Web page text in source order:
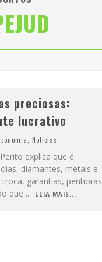
DA AMÉRICA LATINA
preciosas:
lucrativo
Notícias
explica que é
diamantes, metais e
garantias, penhoras
que ... LEIA MAIS...